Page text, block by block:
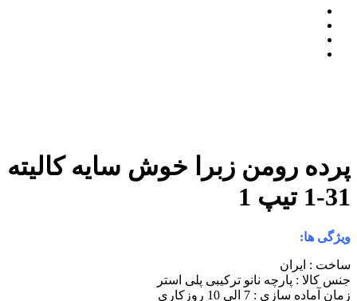
پرده رومن زبرا خوش سایه کالیته
31-1 تیپ 1
ویژگی ها:
ساخت : ایران
جنس کالا : پارچه نانو ترکیبی پلی استر
زمان آماده سازی : 7 الی 10 روزکاری